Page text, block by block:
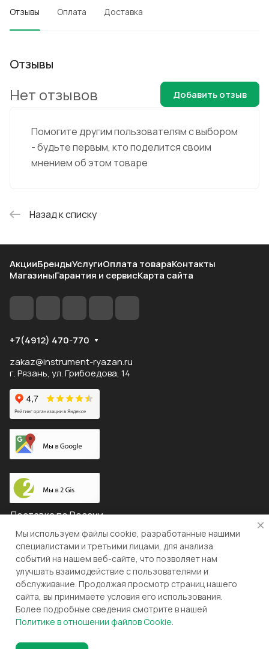
Отзывы Оплата Доставка
Отзывы
Помогите другим пользователям с выбором
- будьте первым, кто поделится своим
мнением об этом товаре
Нет отзывов Добавить отзыв
Назад к списку
АкцииБрендыУслугиОплата товараКонтакты
МагазиныГарантия и сервисКарта сайта
+7(4912) 470-770
zakaz@instrument-ryazan.ru
г. Рязань, ул. Грибоедова, 14
Доставка по России
© 2026 "ЛЕВША"
Конфиденциальность
Оферта
Разработка и поддержка gianit.ru
Мы используем файлы cookie, разработанные нашими
специалистами и третьими лицами, для анализа
событий на нашем веб-сайте, что позволяет нам
улучшать взаимодействие с пользователями и
обслуживание. Продолжая просмотр страниц нашего
сайта, вы принимаете условия его использования.
Более подробные сведения смотрите в нашей
Политике в отношении файлов Cookie.